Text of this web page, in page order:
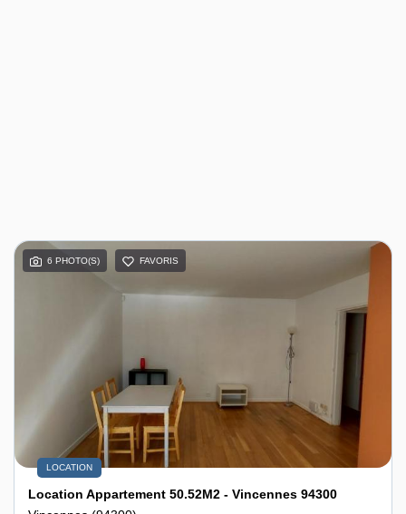
6 PHOTO(S) FAVORIS
LOCATION
Location Appartement 50.52M2 - Vincennes 94300